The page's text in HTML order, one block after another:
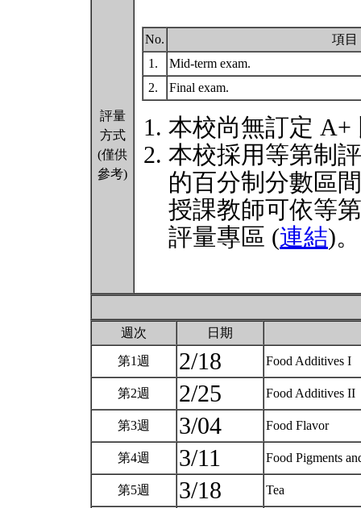
評量
方式
(僅供
參考)
No.
項目
1.
Mid-term exam.
2.
Final exam.
本校尚無訂定 A+
本校採用等第制
的百分制分數區
授課教師可依等
評量專區 (連結)。
週次 日期
第1週 2/18 Food Additives I
第2週 2/25 Food Additives II
第3週 3/04 Food Flavor
第4週 3/11 Food Pigments
第5週 3/18 Tea